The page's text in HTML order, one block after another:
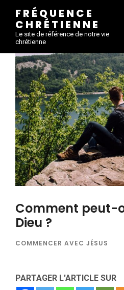
FRÉQUENCE
CHRÉTIENNE
Le site de référence de notre vie
chrétienne
Comment peut-
Dieu ?
COMMENCER AVEC JÉSUS
PARTAGER L'ARTICLE SUR